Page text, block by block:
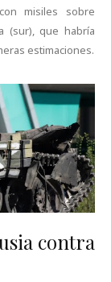
misiles sobre
(sur), que habría
estimaciones.
contra